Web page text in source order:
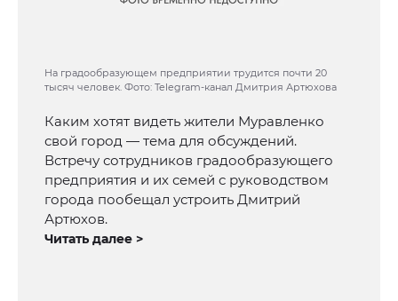
На градообразующем предприятии трудится почти 20
тысяч человек. Фото: Telegram-канал Дмитрия Артюхова
Каким хотят видеть жители Муравленко
свой город — тема для обсуждений.
Встречу сотрудников градообразующего
предприятия и их семей с руководством
города пообещал устроить Дмитрий
Артюхов.
Читать далее >